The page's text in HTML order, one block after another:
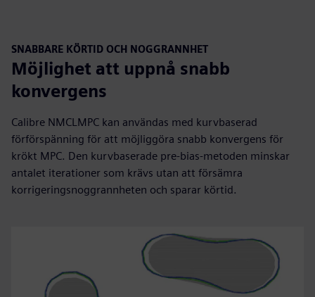
SNABBARE KÖRTID OCH NOGGRANNHET
Möjlighet att uppnå snabb
konvergens
Calibre NMCLMPC kan användas med kurvbaserad
förförspänning för att möjliggöra snabb konvergens för
krökt MPC. Den kurvbaserade pre-bias-metoden minskar
antalet iterationer som krävs utan att försämra
korrigeringsnoggrannheten och sparar körtid.